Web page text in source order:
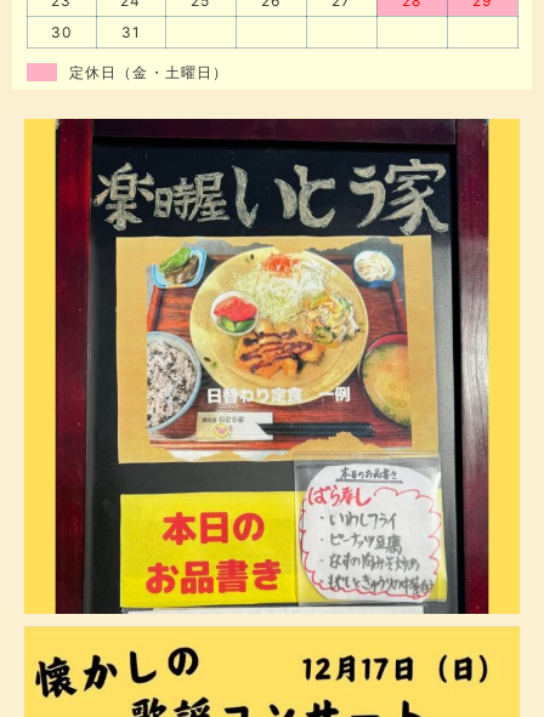
30
31
定休日（金・土曜日）